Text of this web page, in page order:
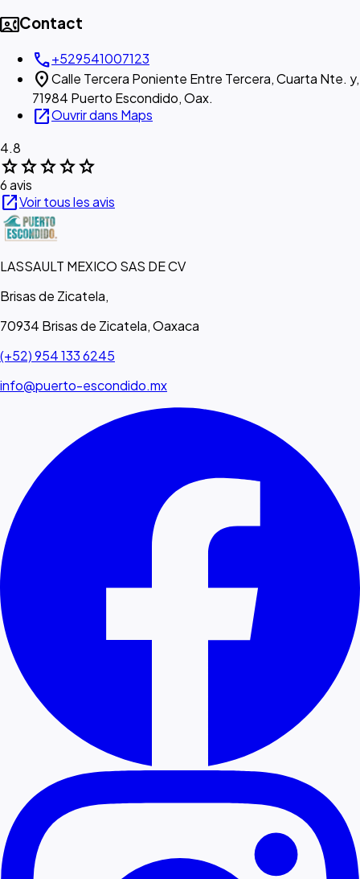
contact_phoneContact
call+529541007123
location_onCalle Tercera Poniente Entre Tercera, Cuarta Nte. y,
71984 Puerto Escondido, Oax.
open_in_newOuvrir dans Maps
4.8
starstarstarstarstar
6 avis
open_in_newVoir tous les avis
LASSAULT MEXICO SAS DE CV
Brisas de Zicatela,
70934 Brisas de Zicatela, Oaxaca
(+52) 954 133 6245
info@puerto-escondido.mx